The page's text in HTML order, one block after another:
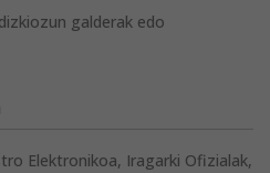
galderak edo
Elektronikoa, Iragarki Ofizialak,